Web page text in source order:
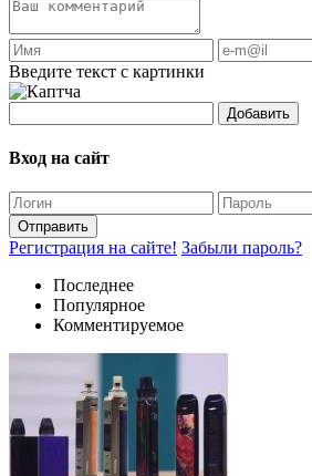
Введите текст с картинки
Добавить
Вход на сайт
Отправить
Регистрация на сайте! Забыли пароль?
Последнее
Популярное
Комментируемое